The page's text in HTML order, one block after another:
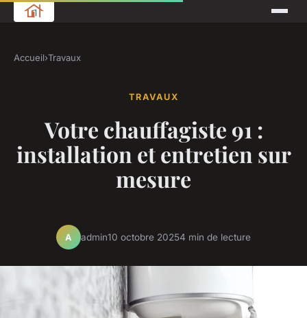
Accueil›Travaux
TRAVAUX
Votre chauffagiste 91 :
installation et entretien sur
mesure
A admin10 octobre 20254 min de lecture